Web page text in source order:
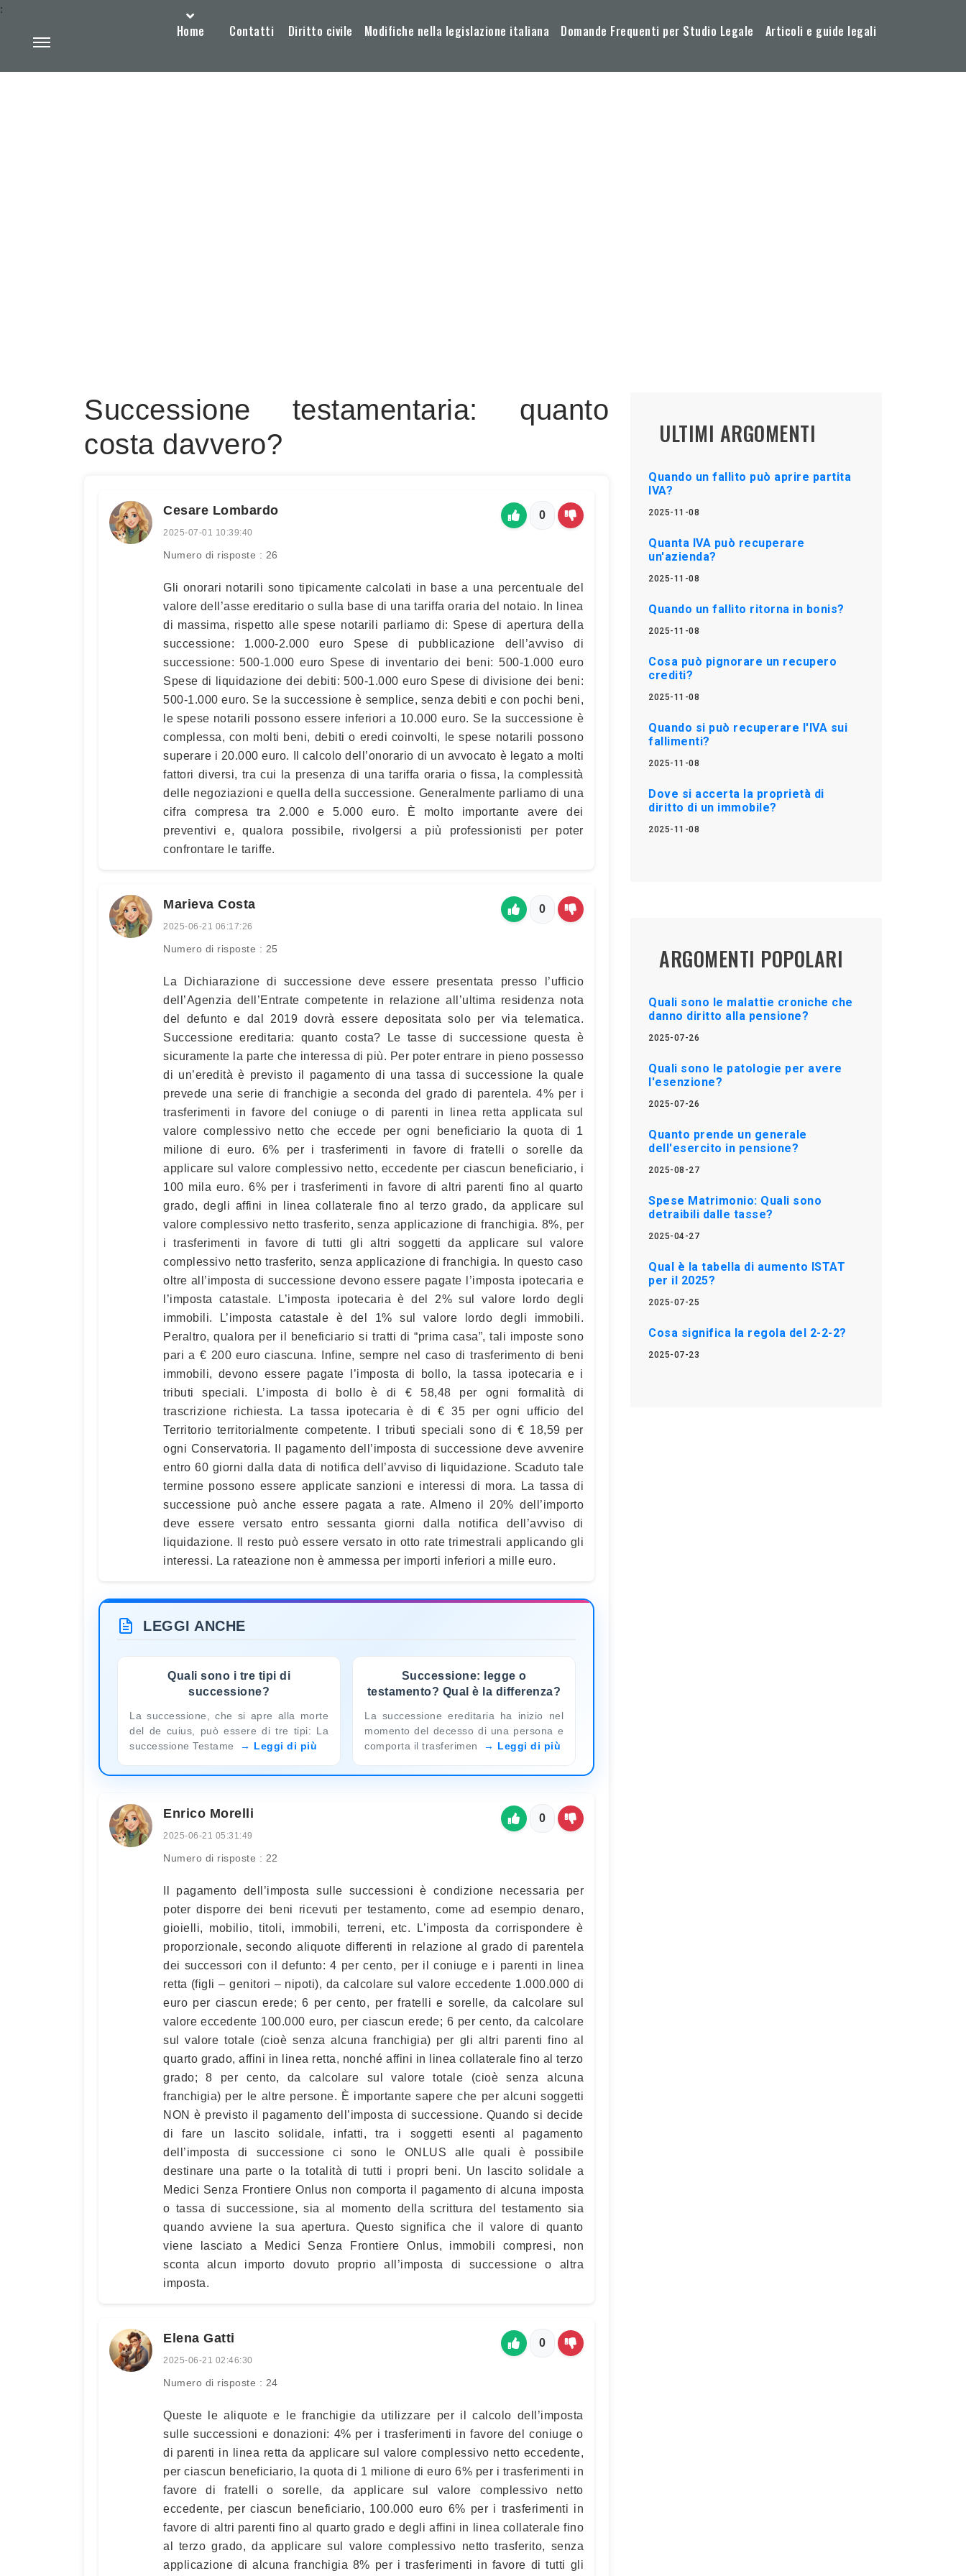
Home Contatti Diritto civile Modifiche nella legislazione italiana Domande Frequenti per Studio Legale Articoli e guide legali
:
Successione testamentaria: quanto
costa davvero?
Cesare Lombardo
2025-07-01 10:39:40
Numero di risposte : 26
0
Gli onorari notarili sono tipicamente calcolati in base a una percentuale del
valore dell’asse ereditario o sulla base di una tariffa oraria del notaio. In linea
di massima, rispetto alle spese notarili parliamo di: Spese di apertura della
successione: 1.000-2.000 euro Spese di pubblicazione dell’avviso di
successione: 500-1.000 euro Spese di inventario dei beni: 500-1.000 euro
Spese di liquidazione dei debiti: 500-1.000 euro Spese di divisione dei beni:
500-1.000 euro. Se la successione è semplice, senza debiti e con pochi beni,
le spese notarili possono essere inferiori a 10.000 euro. Se la successione è
complessa, con molti beni, debiti o eredi coinvolti, le spese notarili possono
superare i 20.000 euro. Il calcolo dell’onorario di un avvocato è legato a molti
fattori diversi, tra cui la presenza di una tariffa oraria o fissa, la complessità
delle negoziazioni e quella della successione. Generalmente parliamo di una
cifra compresa tra 2.000 e 5.000 euro. È molto importante avere dei
preventivi e, qualora possibile, rivolgersi a più professionisti per poter
confrontare le tariffe.
Marieva Costa
2025-06-21 06:17:26
Numero di risposte : 25
0
La Dichiarazione di successione deve essere presentata presso l’ufficio
dell’Agenzia dell’Entrate competente in relazione all’ultima residenza nota
del defunto e dal 2019 dovrà essere depositata solo per via telematica.
Successione ereditaria: quanto costa? Le tasse di successione questa è
sicuramente la parte che interessa di più. Per poter entrare in pieno possesso
di un’eredità è previsto il pagamento di una tassa di successione la quale
prevede una serie di franchigie a seconda del grado di parentela. 4% per i
trasferimenti in favore del coniuge o di parenti in linea retta applicata sul
valore complessivo netto che eccede per ogni beneficiario la quota di 1
milione di euro. 6% per i trasferimenti in favore di fratelli o sorelle da
applicare sul valore complessivo netto, eccedente per ciascun beneficiario, i
100 mila euro. 6% per i trasferimenti in favore di altri parenti fino al quarto
grado, degli affini in linea collaterale fino al terzo grado, da applicare sul
valore complessivo netto trasferito, senza applicazione di franchigia. 8%, per
i trasferimenti in favore di tutti gli altri soggetti da applicare sul valore
complessivo netto trasferito, senza applicazione di franchigia. In questo caso
oltre all’imposta di successione devono essere pagate l’imposta ipotecaria e
l’imposta catastale. L’imposta ipotecaria è del 2% sul valore lordo degli
immobili. L’imposta catastale è del 1% sul valore lordo degli immobili.
Peraltro, qualora per il beneficiario si tratti di “prima casa”, tali imposte sono
pari a € 200 euro ciascuna. Infine, sempre nel caso di trasferimento di beni
immobili, devono essere pagate l’imposta di bollo, la tassa ipotecaria e i
tributi speciali. L’imposta di bollo è di € 58,48 per ogni formalità di
trascrizione richiesta. La tassa ipotecaria è di € 35 per ogni ufficio del
Territorio territorialmente competente. I tributi speciali sono di € 18,59 per
ogni Conservatoria. Il pagamento dell’imposta di successione deve avvenire
entro 60 giorni dalla data di notifica dell’avviso di liquidazione. Scaduto tale
termine possono essere applicate sanzioni e interessi di mora. La tassa di
successione può anche essere pagata a rate. Almeno il 20% dell’importo
deve essere versato entro sessanta giorni dalla notifica dell’avviso di
liquidazione. Il resto può essere versato in otto rate trimestrali applicando gli
interessi. La rateazione non è ammessa per importi inferiori a mille euro.
LEGGI ANCHE
Quali sono i tre tipi di
successione?
La successione, che si apre alla morte
del de cuius, può essere di tre tipi: La
successione Testame
Leggi di più
Successione: legge o
testamento? Qual è la differenza?
La successione ereditaria ha inizio nel
momento del decesso di una persona e
comporta il trasferimen
Leggi di più
Enrico Morelli
2025-06-21 05:31:49
Numero di risposte : 22
0
Il pagamento dell’imposta sulle successioni è condizione necessaria per
poter disporre dei beni ricevuti per testamento, come ad esempio denaro,
gioielli, mobilio, titoli, immobili, terreni, etc. L’imposta da corrispondere è
proporzionale, secondo aliquote differenti in relazione al grado di parentela
dei successori con il defunto: 4 per cento, per il coniuge e i parenti in linea
retta (figli – genitori – nipoti), da calcolare sul valore eccedente 1.000.000 di
euro per ciascun erede; 6 per cento, per fratelli e sorelle, da calcolare sul
valore eccedente 100.000 euro, per ciascun erede; 6 per cento, da calcolare
sul valore totale (cioè senza alcuna franchigia) per gli altri parenti fino al
quarto grado, affini in linea retta, nonché affini in linea collaterale fino al terzo
grado; 8 per cento, da calcolare sul valore totale (cioè senza alcuna
franchigia) per le altre persone. È importante sapere che per alcuni soggetti
NON è previsto il pagamento dell’imposta di successione. Quando si decide
di fare un lascito solidale, infatti, tra i soggetti esenti al pagamento
dell’imposta di successione ci sono le ONLUS alle quali è possibile
destinare una parte o la totalità di tutti i propri beni. Un lascito solidale a
Medici Senza Frontiere Onlus non comporta il pagamento di alcuna imposta
o tassa di successione, sia al momento della scrittura del testamento sia
quando avviene la sua apertura. Questo significa che il valore di quanto
viene lasciato a Medici Senza Frontiere Onlus, immobili compresi, non
sconta alcun importo dovuto proprio all’imposta di successione o altra
imposta.
Elena Gatti
2025-06-21 02:46:30
Numero di risposte : 24
0
Queste le aliquote e le franchigie da utilizzare per il calcolo dell’imposta
sulle successioni e donazioni: 4% per i trasferimenti in favore del coniuge o
di parenti in linea retta da applicare sul valore complessivo netto eccedente,
per ciascun beneficiario, la quota di 1 milione di euro 6% per i trasferimenti in
favore di fratelli o sorelle, da applicare sul valore complessivo netto
eccedente, per ciascun beneficiario, 100.000 euro 6% per i trasferimenti in
favore di altri parenti fino al quarto grado e degli affini in linea collaterale fino
al terzo grado, da applicare sul valore complessivo netto trasferito, senza
applicazione di alcuna franchigia 8% per i trasferimenti in favore di tutti gli
ULTIMI ARGOMENTI
Quando un fallito può aprire partita
IVA?
2025-11-08
Quanta IVA può recuperare
un'azienda?
2025-11-08
Quando un fallito ritorna in bonis?
2025-11-08
Cosa può pignorare un recupero
crediti?
2025-11-08
Quando si può recuperare l'IVA sui
fallimenti?
2025-11-08
Dove si accerta la proprietà di
diritto di un immobile?
2025-11-08
ARGOMENTI POPOLARI
Quali sono le malattie croniche che
danno diritto alla pensione?
2025-07-26
Quali sono le patologie per avere
l'esenzione?
2025-07-26
Quanto prende un generale
dell'esercito in pensione?
2025-08-27
Spese Matrimonio: Quali sono
detraibili dalle tasse?
2025-04-27
Qual è la tabella di aumento ISTAT
per il 2025?
2025-07-25
Cosa significa la regola del 2-2-2?
2025-07-23